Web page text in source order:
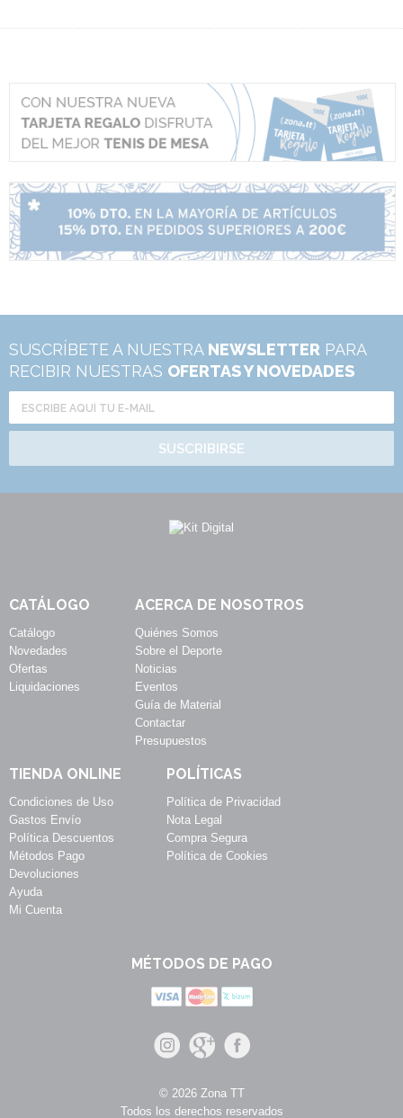
SUSCRÍBETE A NUESTRA NEWSLETTER PARA
RECIBIR NUESTRAS OFERTAS Y NOVEDADES
SUSCRIBIRSE
CATÁLOGO
Catálogo
Novedades
Ofertas
Liquidaciones
ACERCA DE NOSOTROS
Quiénes Somos
Sobre el Deporte
Noticias
Eventos
Guía de Material
Contactar
Presupuestos
TIENDA ONLINE
Condiciones de Uso
Gastos Envío
Política Descuentos
Métodos Pago
Devoluciones
Ayuda
Mi Cuenta
POLÍTICAS
Política de Privacidad
Nota Legal
Compra Segura
Política de Cookies
MÉTODOS DE PAGO
© 2026 Zona TT
Todos los derechos reservados